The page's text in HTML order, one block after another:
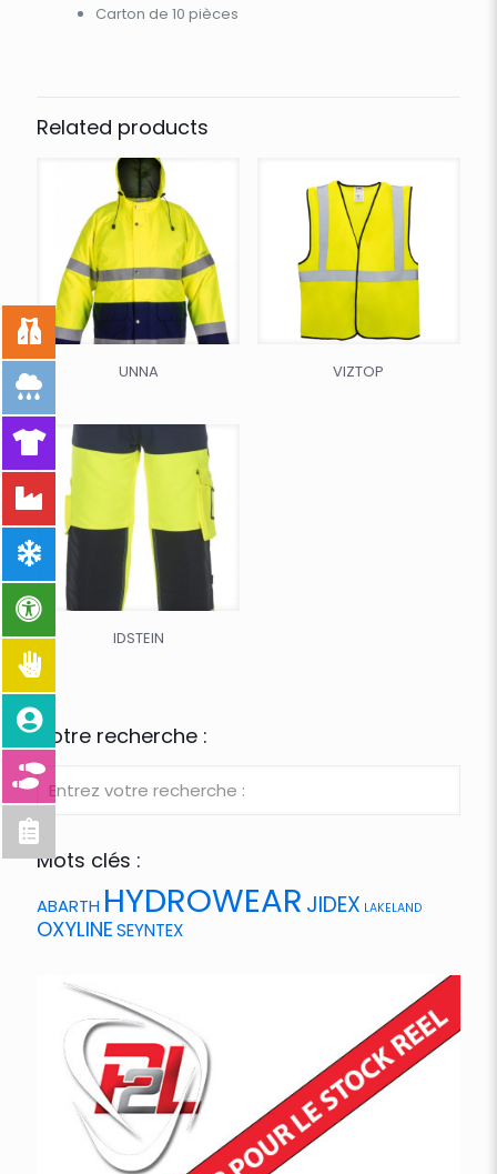
Carton de 10 pièces
Related products
UNNA VIZTOP
IDSTEIN
Votre recherche :
Mots clés :
ABARTH HYDROWEAR JIDEX LAKELAND
OXYLINESEYNTEX